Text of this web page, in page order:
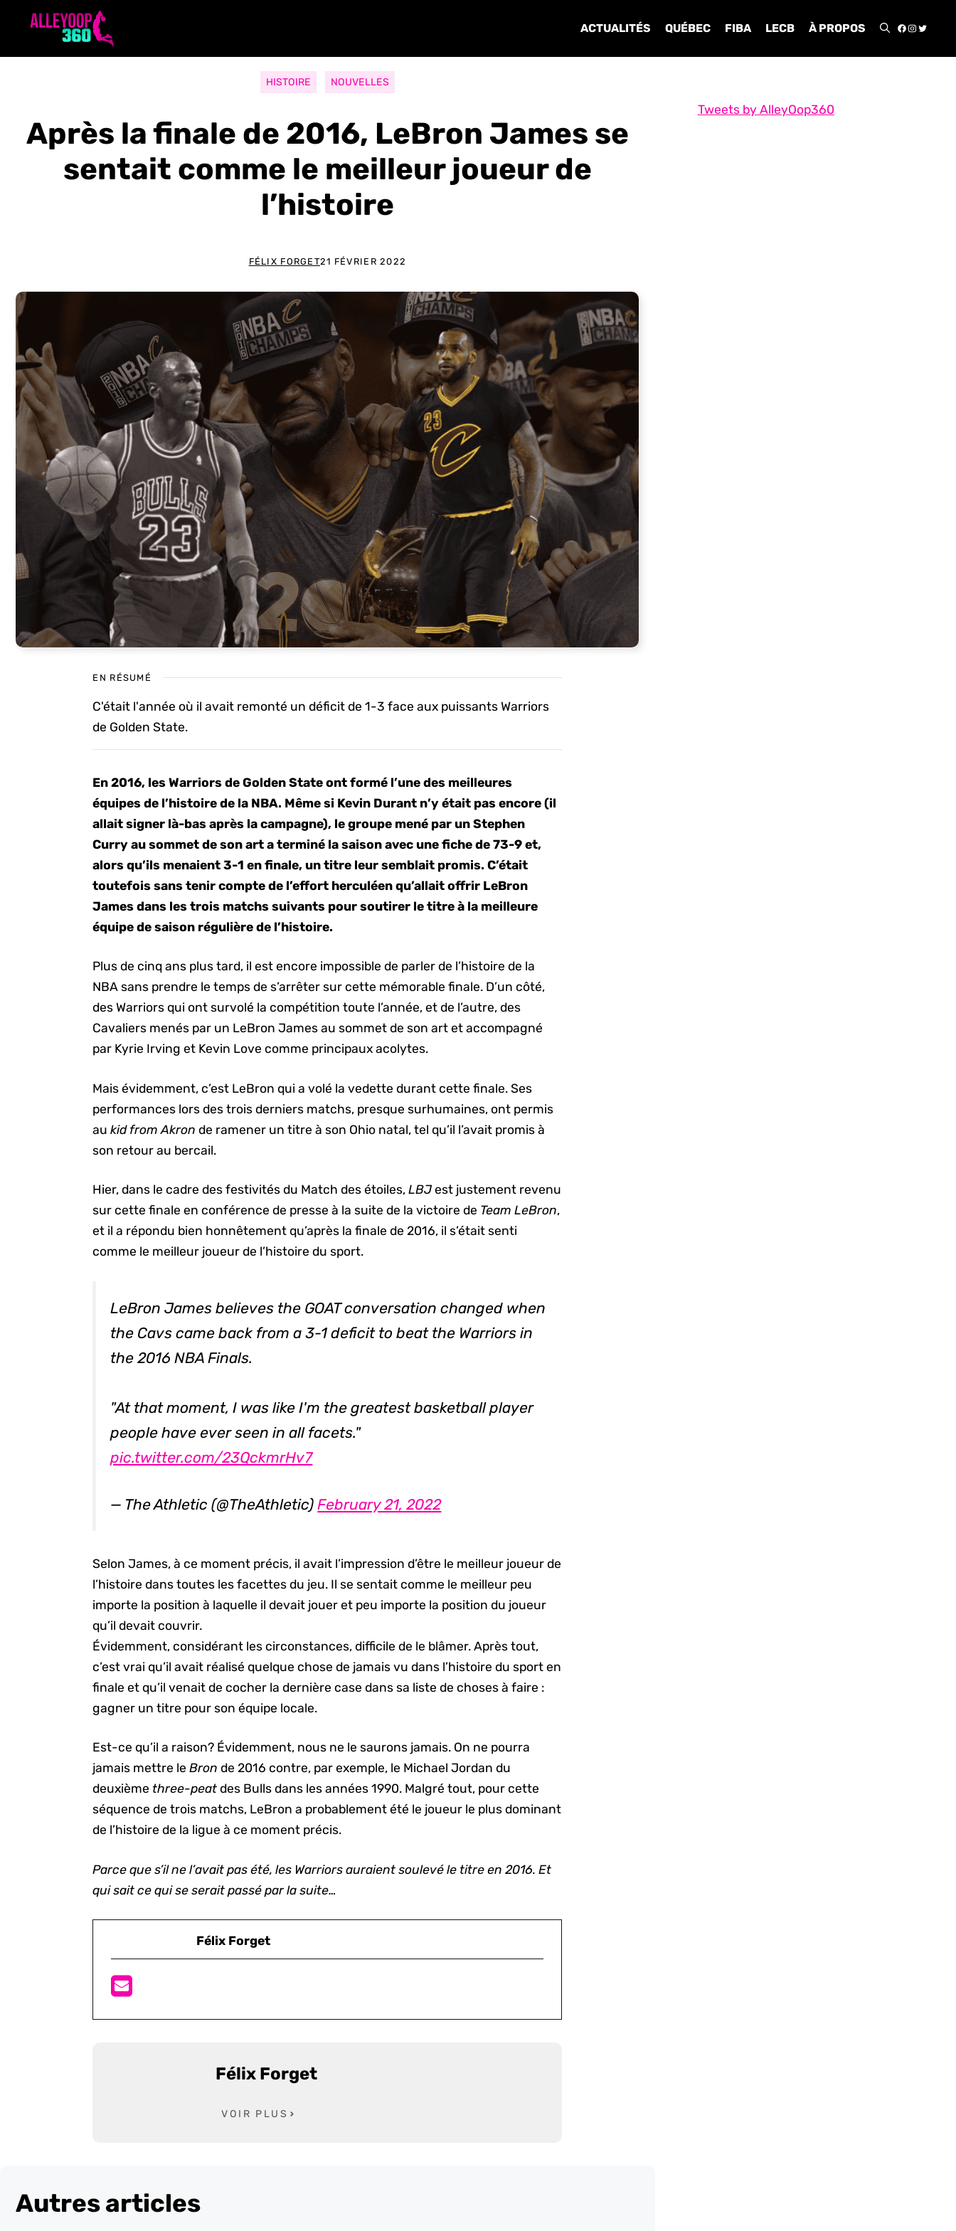
ACTUALITÉS QUÉBEC FIBA LECB À PROPOS
HISTOIRE NOUVELLES
Après la finale de 2016, LeBron James se
sentait comme le meilleur joueur de
l’histoire
FÉLIX FORGET21 FÉVRIER 2022
EN RÉSUMÉ
C'était l'année où il avait remonté un déficit de 1-3 face aux puissants Warriors
de Golden State.
En 2016, les Warriors de Golden State ont formé l’une des meilleures
équipes de l’histoire de la NBA. Même si Kevin Durant n’y était pas encore (il
allait signer là-bas après la campagne), le groupe mené par un Stephen
Curry au sommet de son art a terminé la saison avec une fiche de 73-9 et,
alors qu’ils menaient 3-1 en finale, un titre leur semblait promis. C’était
toutefois sans tenir compte de l’effort herculéen qu’allait offrir LeBron
James dans les trois matchs suivants pour soutirer le titre à la meilleure
équipe de saison régulière de l’histoire.
Plus de cinq ans plus tard, il est encore impossible de parler de l’histoire de la
NBA sans prendre le temps de s’arrêter sur cette mémorable finale. D’un côté,
des Warriors qui ont survolé la compétition toute l’année, et de l’autre, des
Cavaliers menés par un LeBron James au sommet de son art et accompagné
par Kyrie Irving et Kevin Love comme principaux acolytes.
Mais évidemment, c’est LeBron qui a volé la vedette durant cette finale. Ses
performances lors des trois derniers matchs, presque surhumaines, ont permis
aukid from Akron de ramener un titre à son Ohio natal, tel qu’il l’avait promis à
son retour au bercail.
Hier, dans le cadre des festivités du Match des étoiles,LBJ est justement revenu
sur cette finale en conférence de presse à la suite de la victoire de Team LeBron,
et il a répondu bien honnêtement qu’après la finale de 2016, il s’était senti
comme le meilleur joueur de l’histoire du sport.
LeBron James believes the GOAT conversation changed when
the Cavs came back from a 3-1 deficit to beat the Warriors in
the 2016 NBA Finals.
"At that moment, I was like I'm the greatest basketball player
people have ever seen in all facets."
pic.twitter.com/23QckmrHv7
— The Athletic (@TheAthletic)February 21, 2022
Selon James, à ce moment précis, il avait l’impression d’être le meilleur joueur de
l’histoire dans toutes les facettes du jeu. Il se sentait comme le meilleur peu
importe la position à laquelle il devait jouer et peu importe la position du joueur
qu’il devait couvrir.
Évidemment, considérant les circonstances, difficile de le blâmer. Après tout,
c’est vrai qu’il avait réalisé quelque chose de jamais vu dans l’histoire du sport en
finale et qu’il venait de cocher la dernière case dans sa liste de choses à faire :
gagner un titre pour son équipe locale.
Est-ce qu’il a raison? Évidemment, nous ne le saurons jamais. On ne pourra
jamais mettre leBron de 2016 contre, par exemple, le Michael Jordan du
deuxième three-peat des Bulls dans les années 1990. Malgré tout, pour cette
séquence de trois matchs, LeBron a probablement été le joueur le plus dominant
de l’histoire de la ligue à ce moment précis.
Parce que s’il ne l’avait pas été, les Warriors auraient soulevé le titre en 2016. Et
qui sait ce qui se serait passé par la suite…
Félix Forget
Félix Forget
VOIR PLUS
Autres articles
Tweets by AlleyOop360